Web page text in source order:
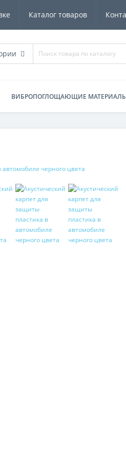
Каталог товаров
ВИБРОПОГЛОЩАЮЩИЕ
МАТЕРИАЛЫ АКСЕССУАРЫ